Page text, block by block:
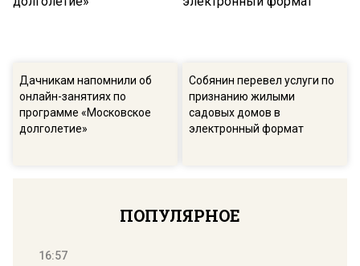
Дачникам напомнили об
онлайн-занятиях по
программе «Московское
долголетие»
Собянин перевел услуги по
признанию жилыми
садовых домов в
электронный формат
ПОПУЛЯРНОЕ
16:57